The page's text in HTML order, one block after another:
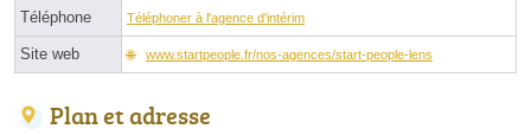
Téléphone Téléphoner à l'agence d'intérim
Site web www.startpeople.fr/nos-agences/start-people-lens
Plan et adresse